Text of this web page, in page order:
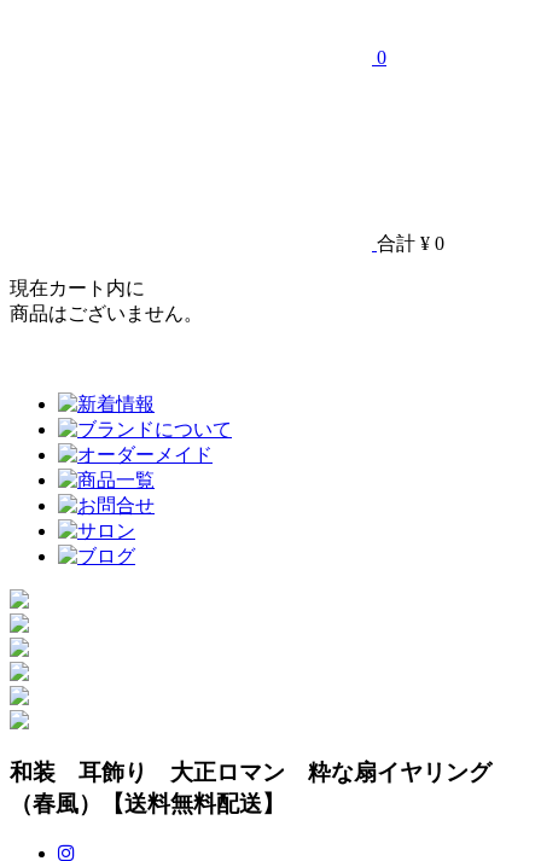
0
合計 ¥ 0
現在カート内に
商品はございません。
和装 耳飾り 大正ロマン 粋な扇イヤリング
（春風）【送料無料配送】